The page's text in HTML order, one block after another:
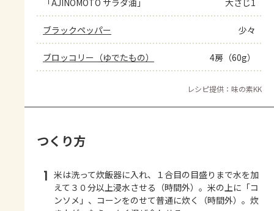
「AJINOMOTO サラダ油」 大さじ1
ブラックペッパー 少々
ブロッコリー（ゆでたもの） 4房（60g）
レシピ提供：味の素KK
つくり方
1 米は洗って炊飯器に入れ、１合目の目盛りまで水を加
えて３０分以上浸水させる（時間外）。米の上に「コ
ンソメ」、コーンをのせて普通に炊く（時間外）。炊